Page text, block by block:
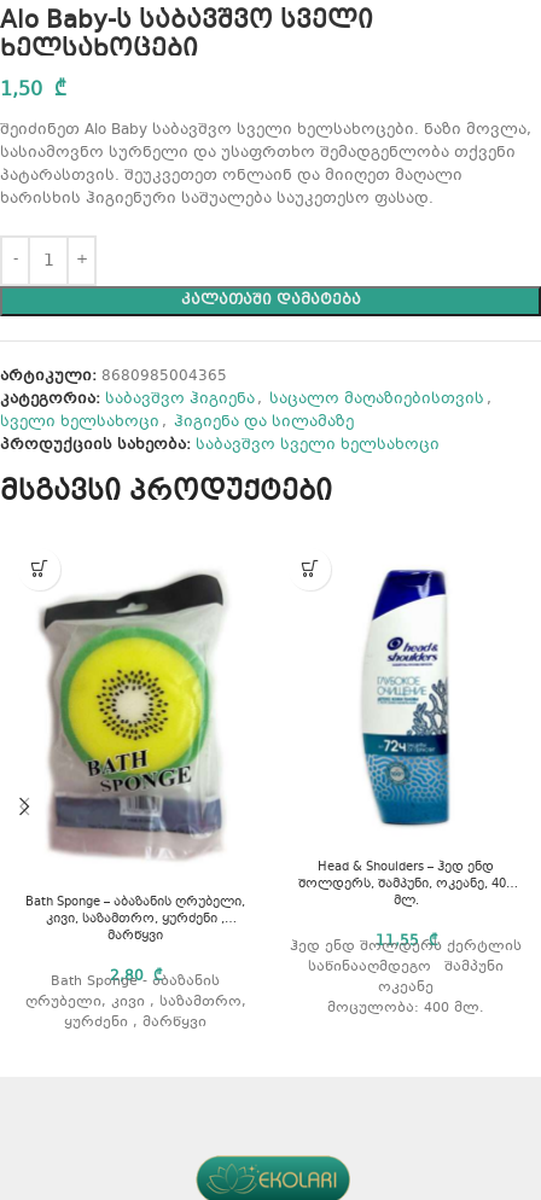
Alo Baby-ს საბავშვო სველი
ხელსახოცები
1,50 ₾
შეიძინეთ Alo Baby საბავშვო სველი ხელსახოცები. ნაზი მოვლა,
სასიამოვნო სურნელი და უსაფრთხო შემადგენლობა თქვენი
პატარასთვის. შეუკვეთეთ ონლაინ და მიიღეთ მაღალი
ხარისხის ჰიგიენური საშუალება საუკეთესო ფასად.
ᲙᲐᲚᲐᲗᲐᲨᲘ ᲓᲐᲛᲐᲢᲔᲑᲐ
არტიკული: 8680985004365
კატეგორია: საბავშვო ჰიგიენა, საცალო მაღაზიებისთვის ,
სველი ხელსახოცი , ჰიგიენა და სილამაზე
პროდუქციის სახეობა: საბავშვო სველი ხელსახოცი
მსგავსი პროდუქტები
Bath Sponge – აბაზანის ღრუბელი,
კივი, საზამთრო, ყურძენი ,
მარწყვი
2,80₾
Bath Sponge - აბაზანის
ღრუბელი, კივი , საზამთრო,
ყურძენი , მარწყვი
Head & Shoulders – ჰედ ენდ
შოლდერს, შამპუნი, ოკეანე, 400
მლ.
11,55₾
ჰედ ენდ შოლდერს ქერტლის
საწინააღმდეგო შამპუნი
ოკეანე
მოცულობა: 400 მლ.